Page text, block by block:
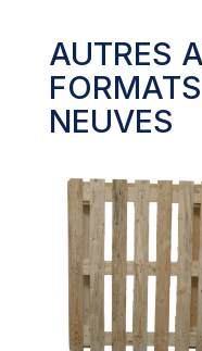
AUTRES
FORMATS
NEUVES